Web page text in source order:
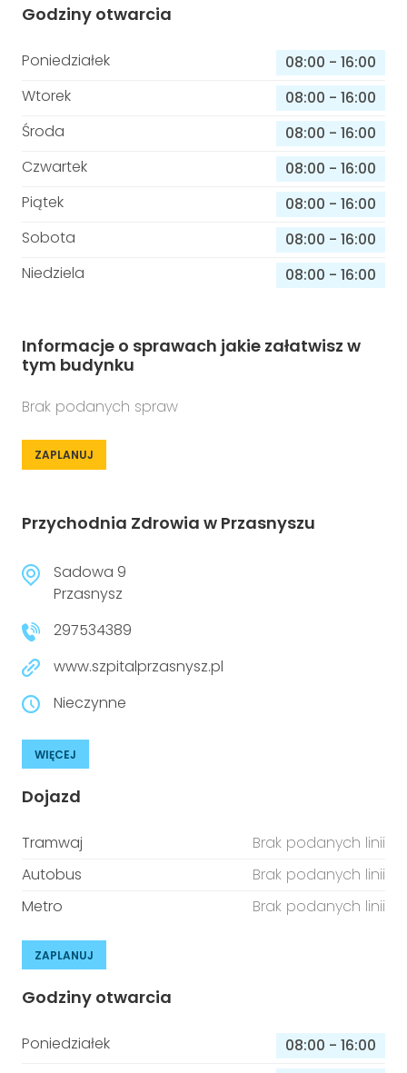
Godziny otwarcia
Poniedziałek 08:00 - 16:00
Wtorek
08:00 - 16:00
Środa
08:00 - 16:00
Czwartek
08:00 - 16:00
Piątek
08:00 - 16:00
Sobota
08:00 - 16:00
Niedziela
08:00 - 16:00
Informacje o sprawach jakie załatwisz w
tym budynku
Brak podanych spraw
ZAPLANUJ
Przychodnia Zdrowia w Przasnyszu
Sadowa 9
Przasnysz
297534389
www.szpitalprzasnysz.pl
Nieczynne
WIĘCEJ
Dojazd
Tramwaj
Brak podanych linii
Autobus
Brak podanych linii
Metro
Brak podanych linii
ZAPLANUJ
Godziny otwarcia
Poniedziałek 08:00 - 16:00